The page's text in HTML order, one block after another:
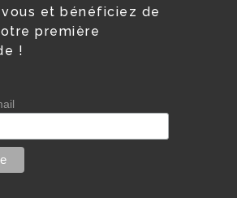
et bénéficiez de
première
!